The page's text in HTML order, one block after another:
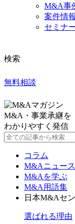
M&A事
案件情報
セミナ
検索
無料相談
M&A・事業承継を
わかりやすく発信
コラム
M&Aニュース
M&Aを学ぶ
M&A用語集
日本M&Aセ
選ばれる理由